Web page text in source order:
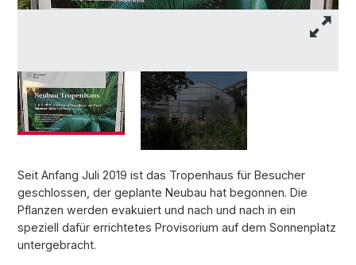
Seit Anfang Juli 2019 ist das Tropenhaus für Besucher
geschlossen, der geplante Neubau hat begonnen. Die
Pflanzen werden evakuiert und nach und nach in ein
speziell dafür errichtetes Provisorium auf dem Sonnenplatz
untergebracht.